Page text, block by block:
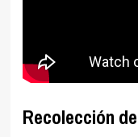
Recolección